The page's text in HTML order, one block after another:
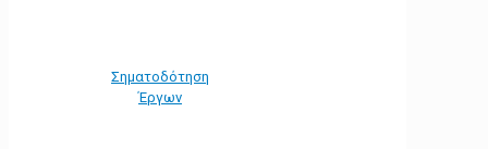
Σηματοδότηση
Έργων